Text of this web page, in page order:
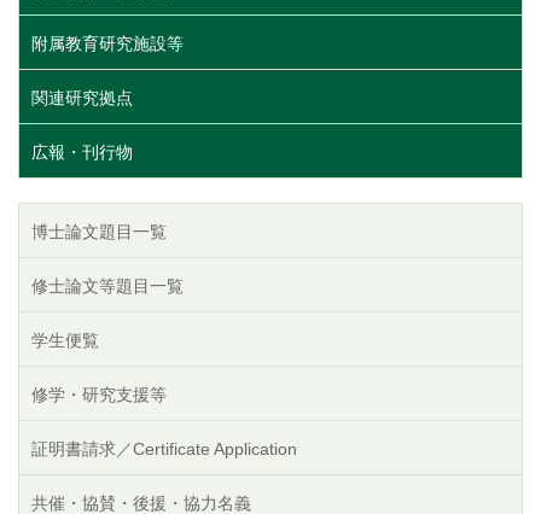
附属教育研究施設等
関連研究拠点
広報・刊行物
博士論文題目一覧
修士論文等題目一覧
学生便覧
修学・研究支援等
証明書請求／Certificate Application
共催・協賛・後援・協力名義